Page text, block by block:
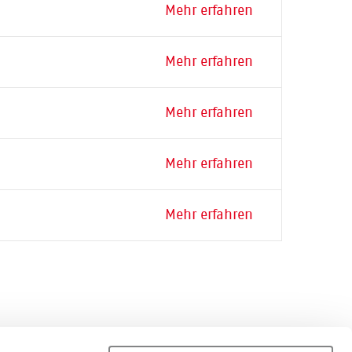
Mehr erfahren
Mehr erfahren
Mehr erfahren
Mehr erfahren
Mehr erfahren